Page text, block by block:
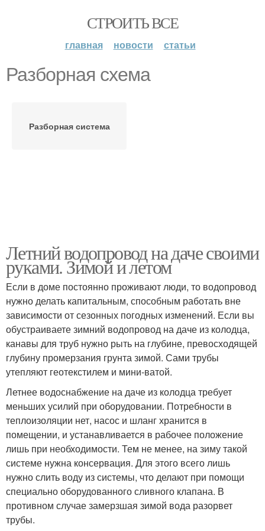
СТРОИТЬ ВСЕ
главная новости статьи
Разборная схема
Разборная система
Летний водопровод на даче своими
руками. Зимой и летом
Если в доме постоянно проживают люди, то водопровод
нужно делать капитальным, способным работать вне
зависимости от сезонных погодных изменений. Если вы
обустраиваете зимний водопровод на даче из колодца,
канавы для труб нужно рыть на глубине, превосходящей
глубину промерзания грунта зимой. Сами трубы
утепляют геотекстилем и мини-ватой.
Летнее водоснабжение на даче из колодца требует
меньших усилий при оборудовании. Потребности в
теплоизоляции нет, насос и шланг хранится в
помещении, и устанавливается в рабочее положение
лишь при необходимости. Тем не менее, на зиму такой
системе нужна консервация. Для этого всего лишь
нужно слить воду из системы, что делают при помощи
специально оборудованного сливного клапана. В
противном случае замерзшая зимой вода разорвет
трубы.